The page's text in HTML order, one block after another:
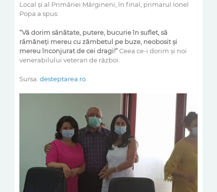
Local și al Primăriei Mărgineni, în final, primarul Ionel
Popa a spus:
”Vă dorim sănătate, putere, bucurie în suflet, să
rămâneți mereu cu zâmbetul pe buze, neobosit și
mereu înconjurat de cei dragi!”Ceea ce-i dorim și noi
venerabilului veteran de război.
Sursa: desteptarea.ro